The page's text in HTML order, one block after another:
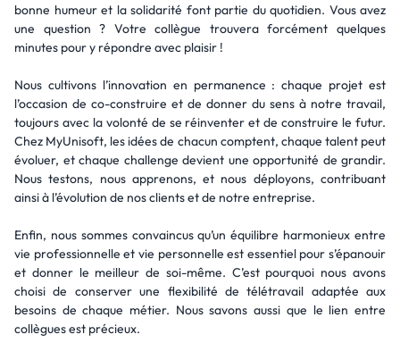
bonne humeur et la solidarité font partie du quotidien. Vous avez
une question ? Votre collègue trouvera forcément quelques
minutes pour y répondre avec plaisir !
Nous cultivons l’innovation en permanence : chaque projet est
l’occasion de co-construire et de donner du sens à notre travail,
toujours avec la volonté de se réinventer et de construire le futur.
Chez MyUnisoft, les idées de chacun comptent, chaque talent peut
évoluer, et chaque challenge devient une opportunité de grandir.
Nous testons, nous apprenons, et nous déployons, contribuant
ainsi à l’évolution de nos clients et de notre entreprise.
Enfin, nous sommes convaincus qu’un équilibre harmonieux entre
vie professionnelle et vie personnelle est essentiel pour s’épanouir
et donner le meilleur de soi-même. C’est pourquoi nous avons
choisi de conserver une flexibilité de télétravail adaptée aux
besoins de chaque métier. Nous savons aussi que le lien entre
collègues est précieux.